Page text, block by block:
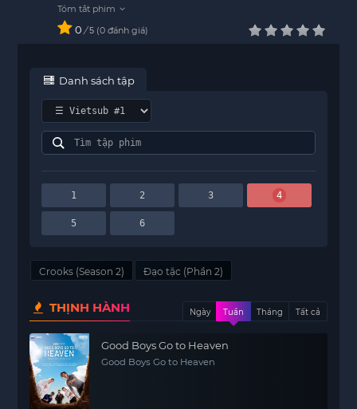
HD
0 / 5 0 đánh giá
Danh sách tập
1 2 3 4
5 6
Crooks (Season 2) Đạo tặc (Phần 2)
THỊNH HÀNH Ngày Tuần Tháng Tất cả
Good Boys Go to Heaven
Good Boys Go to Heaven